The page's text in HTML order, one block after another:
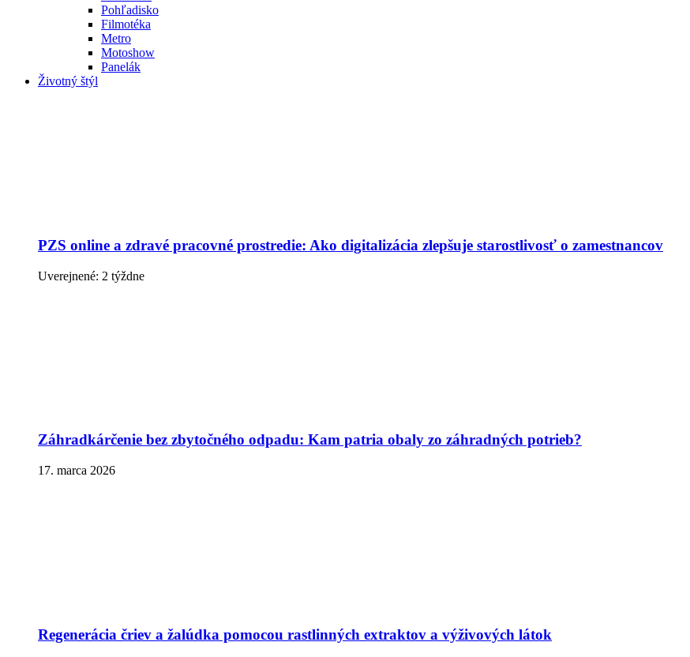
Pohľadisko
Filmotéka
Metro
Motoshow
Panelák
Životný štýl
PZS online a zdravé pracovné prostredie: Ako digitalizácia zlepšuje starostlivosť o zamestnancov
Uverejnené: 2 týždne
Záhradkárčenie bez zbytočného odpadu: Kam patria obaly zo záhradných potrieb?
17. marca 2026
Regenerácia čriev a žalúdka pomocou rastlinných extraktov a výživových látok